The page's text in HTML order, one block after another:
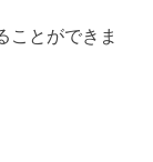
ことができま